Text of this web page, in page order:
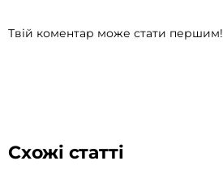
Твій коментар може стати першим!
Схожі статті